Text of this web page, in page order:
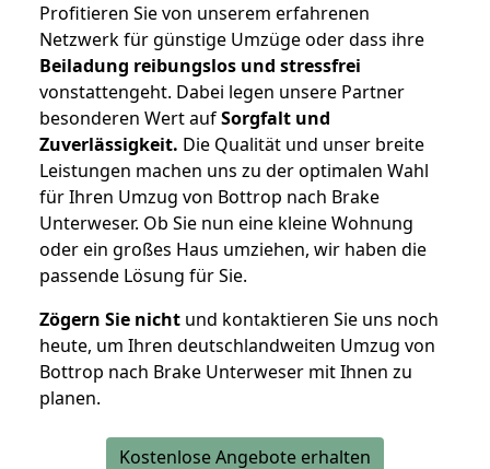
Profitieren Sie von unserem erfahrenen
Netzwerk für günstige Umzüge oder dass ihre
Beiladung reibungslos und stressfrei
vonstattengeht. Dabei legen unsere Partner
besonderen Wert aufSorgfalt und
Zuverlässigkeit. Die Qualität und unser breite
Leistungen machen uns zu der optimalen Wahl
für Ihren Umzug von Bottrop nach Brake
Unterweser. Ob Sie nun eine kleine Wohnung
oder ein großes Haus umziehen, wir haben die
passende Lösung für Sie.
Zögern Sie nicht und kontaktieren Sie uns noch
heute, um Ihren deutschlandweiten Umzug von
Bottrop nach Brake Unterweser mit Ihnen zu
planen.
Kostenlose Angebote erhalten